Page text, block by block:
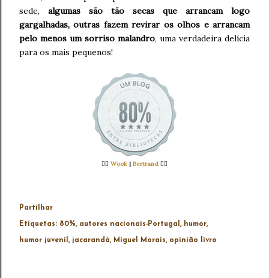
sede, algumas são tão secas que arrancam logo
gargalhadas, outras fazem revirar os olhos e arrancam
pelo menos um sorriso malandro, uma verdadeira delícia
para os mais pequenos!
👉🏻 Wook | Bertrand 👈🏻
Partilhar
Etiquetas: 80% autores nacionais-Portugal humor
humor juvenil jacarandá Miguel Morais opinião livro